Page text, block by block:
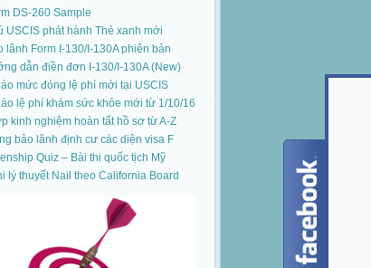
DS-260 Sample
USCIS phát hành Thẻ xanh mới
lãnh Form I-130/I-130A phiên bản
dẫn điền đơn I-130/I-130A (New)
mức đóng lệ phí mới tại USCIS
lệ phí khám sức khỏe mới từ 1/10/16
kinh nghiệm hoàn tất hồ sơ từ A-Z
bảo lãnh định cư các diện visa F
Quiz – Bài thi quốc tịch Mỹ
lý thuyết Nail theo California Board